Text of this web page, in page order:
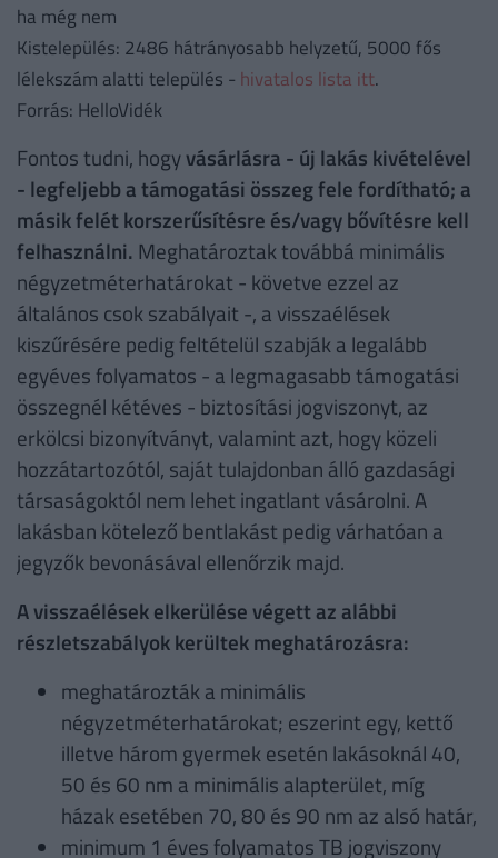
ha még nem
Kistelepülés: 2486 hátrányosabb helyzetű, 5000 fős
lélekszám alatti település - hivatalos lista itt.
Forrás: HelloVidék
Fontos tudni, hogyvásárlásra - új lakás kivételével
- legfeljebb a támogatási összeg fele fordítható; a
másik felét korszerűsítésre és/vagy bővítésre kell
felhasználni. Meghatároztak továbbá minimális
négyzetméterhatárokat - követve ezzel az
általános csok szabályait -, a visszaélések
kiszűrésére pedig feltételül szabják a legalább
egyéves folyamatos - a legmagasabb támogatási
összegnél kétéves - biztosítási jogviszonyt, az
erkölcsi bizonyítványt, valamint azt, hogy közeli
hozzátartozótól, saját tulajdonban álló gazdasági
társaságoktól nem lehet ingatlant vásárolni. A
lakásban kötelező bentlakást pedig várhatóan a
jegyzők bevonásával ellenőrzik majd.
A visszaélések elkerülése végett az alábbi
részletszabályok kerültek meghatározásra:
meghatározták a minimális
négyzetméterhatárokat; eszerint egy, kettő
illetve három gyermek esetén lakásoknál 40,
50 és 60 nm a minimális alapterület, míg
házak esetében 70, 80 és 90 nm az alsó határ,
minimum 1 éves folyamatos TB jogviszony